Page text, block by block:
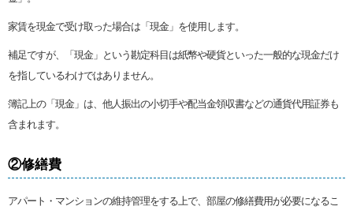
家賃を現金で受け取った場合は「現金」を使用します。
補足ですが、「現金」という勘定科目は紙幣や硬貨といった一般的な現金だけ
を指しているわけではありません。
簿記上の「現金」は、他人振出の小切手や配当金領収書などの通貨代用証券も
含まれます。
②修繕費
アパート・マンションの維持管理をする上で、部屋の修繕費用が必要になるこ